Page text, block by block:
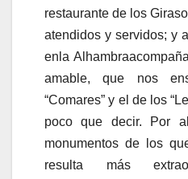
restaurante de los
atendidos y servidos; y
enla
amable, que nos
“Comares” y el de los
poco que decir. Por
monumentos de los
resulta más